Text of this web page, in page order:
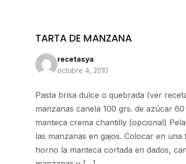
TARTA DE MANZANA
recetasya
octubre 4, 2010
Pasta brisa dulce o quebrada (ver
manzanas canela 100 grs. de azúcar 60
manteca crema chantilly (opcional)
las manzanas en gajos. Colocar en una
horno la manteca cortada en dados,